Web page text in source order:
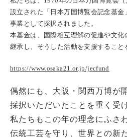
設立された「日本万国博覧会記念基金
事業として採択されました。
本基金は、国際相互理解の促進や文
継承し、そうした活動を支援すること
https://www.osaka21.or.jp/jecfund
偶然にも、大阪・関西万博が
採択いただいたことを重く受
私たちもこの年の理念にふさ
伝統工芸を守り、世界との新